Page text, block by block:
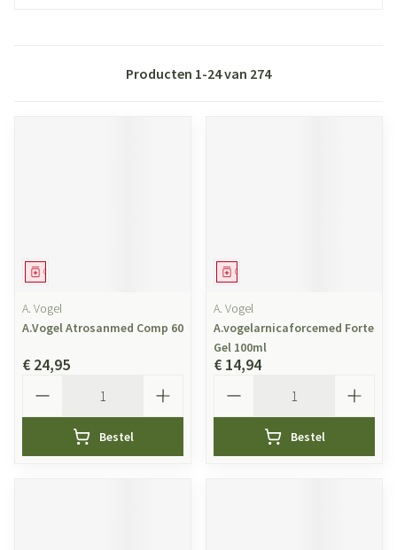
Producten 1-24van 274
Geneesmiddel
A. Vogel
A.Vogel Atrosanmed Comp 60
€ 24,95
Bestel
Geneesmiddel
A. Vogel
A.vogelarnicaforcemed Forte
Gel 100ml
€ 14,94
Bestel